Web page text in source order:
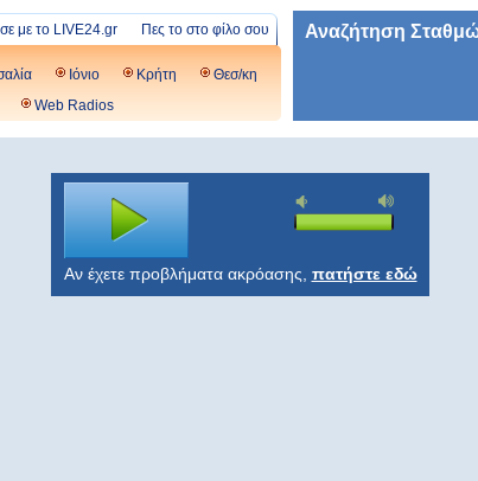
Πες το στο φίλο σου
με το LIVE24.gr
Ιόνιο Κρήτη
Θεσ/κη
Web Radios
Αναζήτηση
Αν έχετε προβλήματα ακρόασης, πατήστε εδώ